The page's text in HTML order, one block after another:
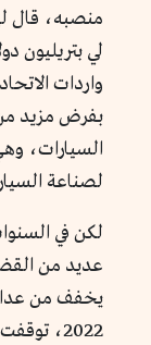
منصبه، قال
لي بتريليون
واردات
بفرض مزيد
السيارات،
لصناعة
لكن في
عديد من
يخفف من
2022، توقفت واردات برلين من الغاز الروسي